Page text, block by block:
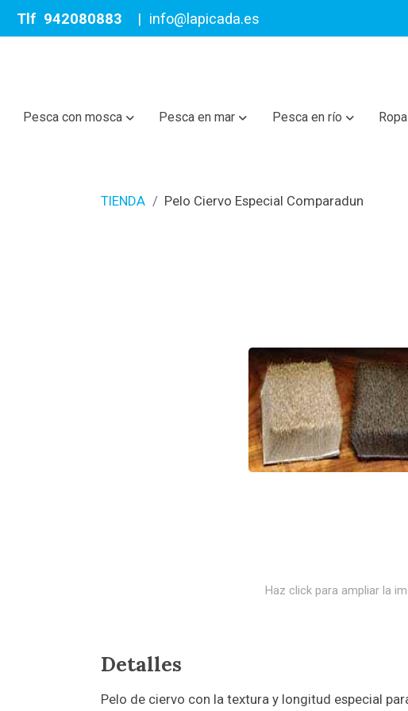
Tlf 942080883 | info@lapicada.es
Pesca con mosca Pesca en mar Pesca en río
TIENDA Pelo Ciervo Especial Comparadun
Haz click para ampliar la
Detalles
Pelo de ciervo con la textura y longitud especial